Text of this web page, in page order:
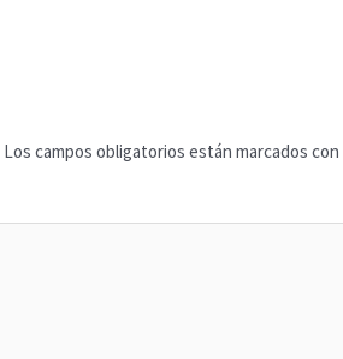
Los campos obligatorios están marcados con